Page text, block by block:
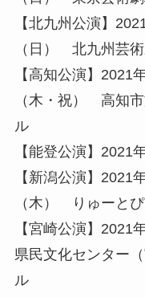
【北九州公演】
（日） 北九州芸
【高知公演】2021
（木・祝） 高知
ル
【能登公演】
【新潟公演】2021
（木） りゅーと
【宮崎公演】
県民文化センター
ル